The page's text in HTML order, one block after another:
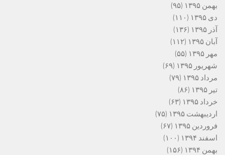
بهمن ۱۳۹۵
(۹۵)
دی ۱۳۹۵
(۱۱۰)
آذر ۱۳۹۵
(۱۳۶)
آبان ۱۳۹۵
(۱۱۲)
مهر ۱۳۹۵
(۵۵)
شهریور ۱۳۹۵
(۶۹)
مرداد ۱۳۹۵
(۷۹)
تیر ۱۳۹۵
(۸۶)
خرداد ۱۳۹۵
(۶۳)
اردیبهشت ۱۳۹۵
(۷۵)
فروردین ۱۳۹۵
(۶۷)
اسفند ۱۳۹۴
(۱۰۰)
بهمن ۱۳۹۴
(۱۵۶)